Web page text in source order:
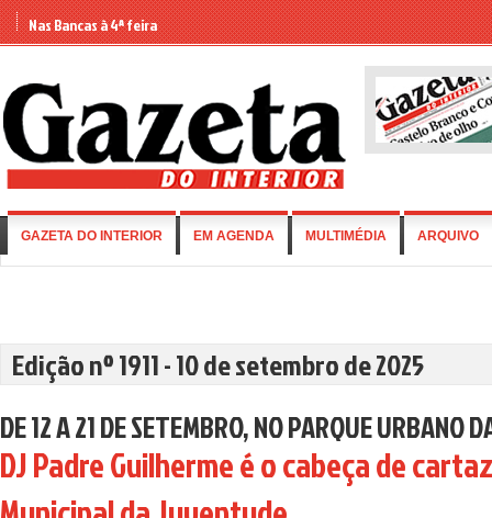
Nas Bancas à 4ª feira
GAZETA DO INTERIOR EM AGENDA MULTIMÉDIA ARQUIVO
Edição nº 1911 - 10 de setembro de 2025
DE 12 A 21 DE SETEMBRO, NO PARQUE URBANO
DJ Padre Guilherme é o cabeça de